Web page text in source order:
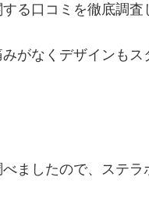
る口コミを徹底調査
がなくデザインも
ましたので、ステ